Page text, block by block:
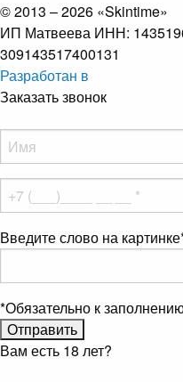
© 2013 – 2026 «Skintime»
ИП Матвеева ИНН:
309143517400131
Разработан в
Заказать звонок
Введите слово на картинке
*Обязательно к
Вам есть 18 лет?